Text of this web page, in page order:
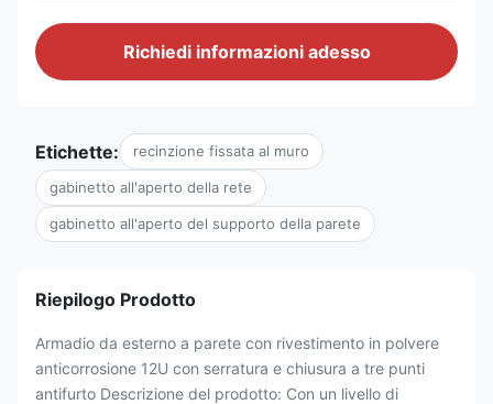
Richiedi informazioni adesso
Etichette: recinzione fissata al muro
gabinetto all'aperto della rete
gabinetto all'aperto del supporto della parete
Riepilogo Prodotto
Armadio da esterno a parete con rivestimento in polvere
anticorrosione 12U con serratura e chiusura a tre punti
antifurto Descrizione del prodotto: Con un livello di